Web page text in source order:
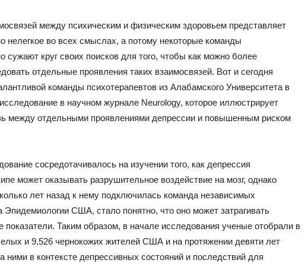
между психическим и физическим здоровьем представляет
нелегкое во всех смыслах, а потому некоторые команды
сужают круг своих поисков для того, чтобы как можно более
отдельные проявления таких взаимосвязей. Вот и сегодня
команды психотерапевтов из Алабамского Университета в
в научном журнале Neurology, которое иллюстрирует
между отдельными проявлениями депрессии и повышенным риском
сосредотачивалось на изучении того, как депрессия
может оказывать разрушительное воздействие на мозг, однако
лет назад к нему подключилась команда независимых
Эпидемиологии США, стало понятно, что оно может затрагивать
показатели. Таким образом, в начале исследования ученые отобрали в
и 9,526 чернокожих жителей США и на протяжении девяти лет
ними в контексте депрессивных состояний и последствий для